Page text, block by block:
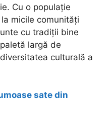
Cu o populație
micile comunități
cu tradiții bine
largă de
culturală a
sate din